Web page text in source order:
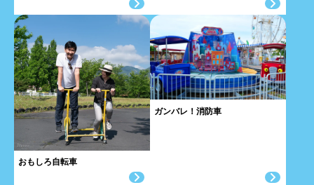
おもしろ自転車
ガンバレ！消防車